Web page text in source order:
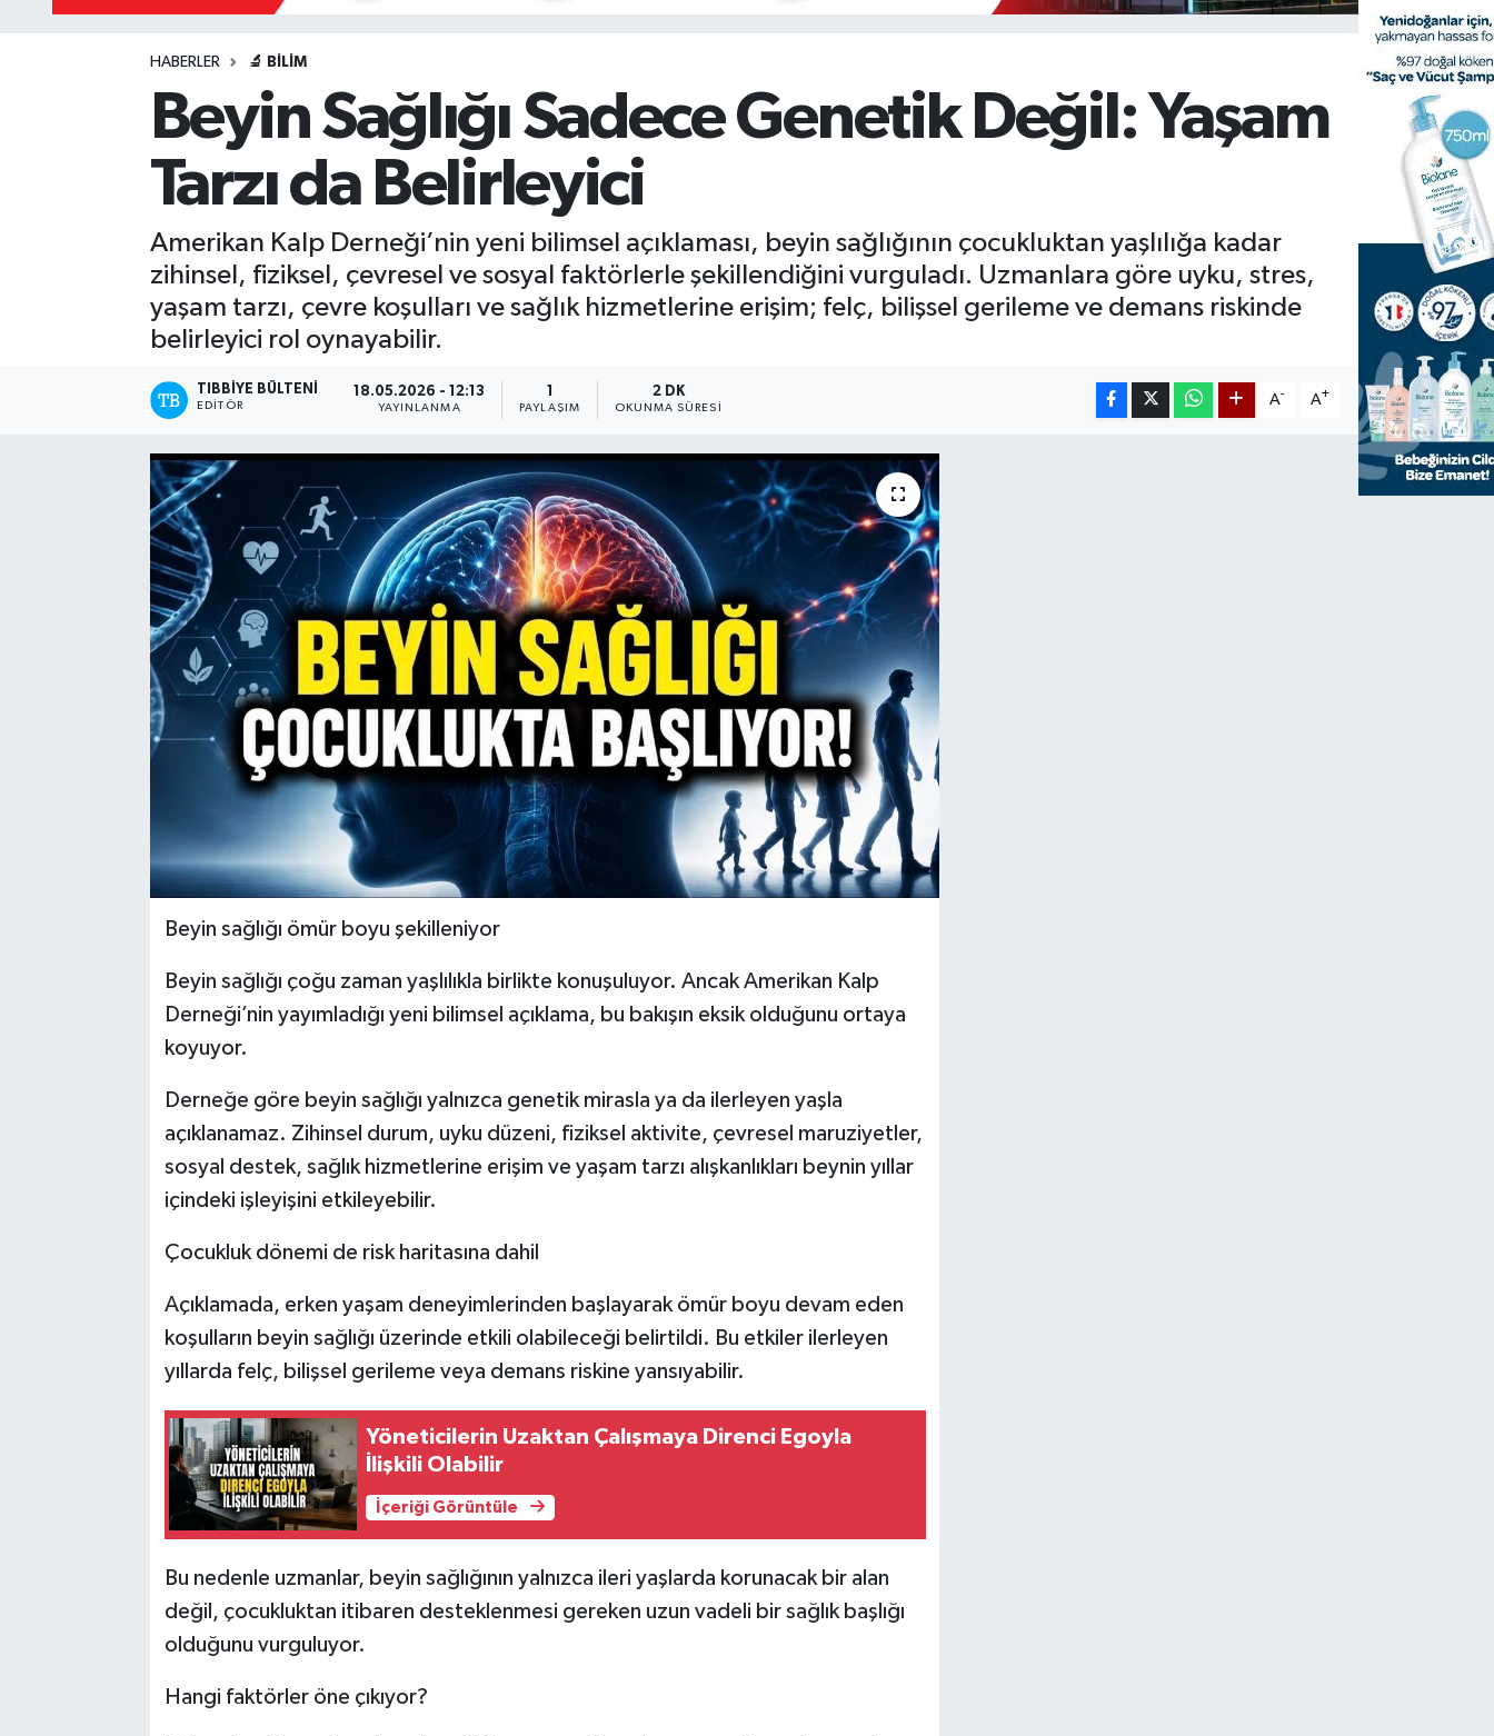
HABERLER 🔬 BILIM
Beyin Sağlığı Sadece Genetik Değil: Yaşam
Tarzı da Belirleyici
Amerikan Kalp Derneği’nin yeni bilimsel açıklaması, beyin sağlığının çocukluktan yaşlılığa kadar
zihinsel, fiziksel, çevresel ve sosyal faktörlerle şekillendiğini vurguladı. Uzmanlara göre uyku, stres,
yaşam tarzı, çevre koşulları ve sağlık hizmetlerine erişim; felç, bilişsel gerileme ve demans riskinde
belirleyici rol oynayabilir.
TIBBIYE BÜLTENI
EDITÖR
18.05.2026 - 12:13
YAYINLANMA PAYLAŞIM
2 DK
OKUNMA SÜRESI
A- A+
Beyin sağlığı ömür boyu şekilleniyor
Beyin sağlığı çoğu zaman yaşlılıkla birlikte konuşuluyor. Ancak Amerikan Kalp
Derneği’nin yayımladığı yeni bilimsel açıklama, bu bakışın eksik olduğunu ortaya
koyuyor.
Derneğe göre beyin sağlığı yalnızca genetik mirasla ya da ilerleyen yaşla
açıklanamaz. Zihinsel durum, uyku düzeni, fiziksel aktivite, çevresel maruziyetler,
sosyal destek, sağlık hizmetlerine erişim ve yaşam tarzı alışkanlıkları beynin yıllar
içindeki işleyişini etkileyebilir.
Çocukluk dönemi de risk haritasına dahil
Açıklamada, erken yaşam deneyimlerinden başlayarak ömür boyu devam eden
koşulların beyin sağlığı üzerinde etkili olabileceği belirtildi. Bu etkiler ilerleyen
yıllarda felç, bilişsel gerileme veya demans riskine yansıyabilir.
Yöneticilerin Uzaktan Çalışmaya Direnci Egoyla
İlişkili Olabilir
İçeriği Görüntüle
Bu nedenle uzmanlar, beyin sağlığının yalnızca ileri yaşlarda korunacak bir alan
değil, çocukluktan itibaren desteklenmesi gereken uzun vadeli bir sağlık başlığı
olduğunu vurguluyor.
Hangi faktörler öne çıkıyor?